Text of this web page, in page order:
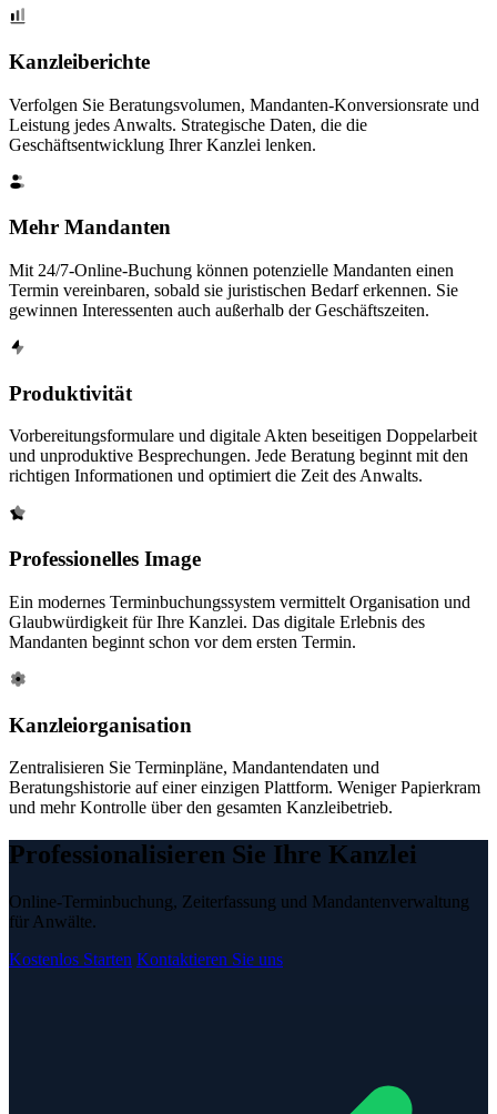
Kanzleiberichte
Verfolgen Sie Beratungsvolumen, Mandanten-Konversionsrate und
Leistung jedes Anwalts. Strategische Daten, die die
Geschäftsentwicklung Ihrer Kanzlei lenken.
Mehr Mandanten
Mit 24/7-Online-Buchung können potenzielle Mandanten einen
Termin vereinbaren, sobald sie juristischen Bedarf erkennen. Sie
gewinnen Interessenten auch außerhalb der Geschäftszeiten.
Produktivität
Vorbereitungsformulare und digitale Akten beseitigen Doppelarbeit
und unproduktive Besprechungen. Jede Beratung beginnt mit den
richtigen Informationen und optimiert die Zeit des Anwalts.
Professionelles Image
Ein modernes Terminbuchungssystem vermittelt Organisation und
Glaubwürdigkeit für Ihre Kanzlei. Das digitale Erlebnis des
Mandanten beginnt schon vor dem ersten Termin.
Kanzleiorganisation
Zentralisieren Sie Terminpläne, Mandantendaten und
Beratungshistorie auf einer einzigen Plattform. Weniger Papierkram
und mehr Kontrolle über den gesamten Kanzleibetrieb.
Professionalisieren Sie Ihre Kanzlei
Online-Terminbuchung, Zeiterfassung und Mandantenverwaltung
für Anwälte.
Kostenlos Starten Kontaktieren Sie uns